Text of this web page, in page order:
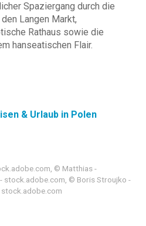
Spaziergang durch die
Langen Markt,
Rathaus sowie die
hanseatischen Flair.
& Urlaub in Polen
© Matthias -
© Boris Stroujko -